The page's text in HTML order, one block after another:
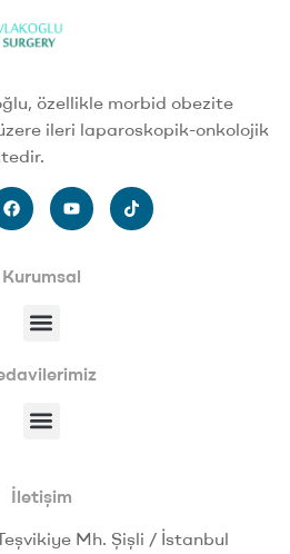
özellikle morbid obezite
ileri laparoskopik-onkolojik
Kurumsal
İletişim
Mh. Şişli / İstanbul